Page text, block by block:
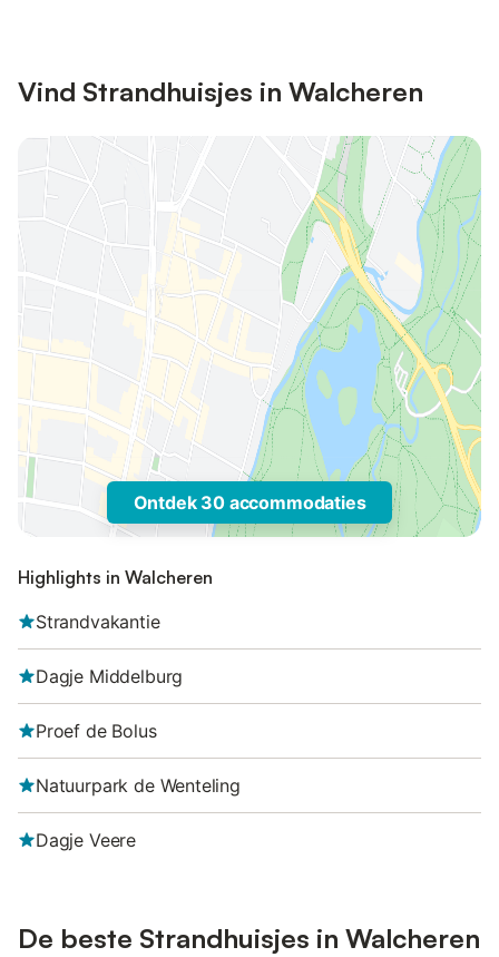
Vind Strandhuisjes in Walcheren
Ontdek 30 accommodaties
Highlights in Walcheren
Strandvakantie
Dagje Middelburg
Proef de Bolus
Natuurpark de Wenteling
Dagje Veere
De beste Strandhuisjes in Walcheren